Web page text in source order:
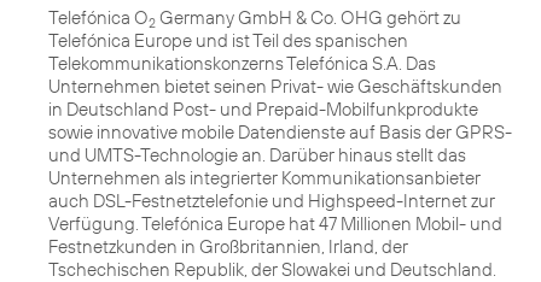
Telefónica O2 Germany GmbH & Co. OHG gehört zu
Telefónica Europe und ist Teil des spanischen
Telekommunikationskonzerns Telefónica S.A. Das
Unternehmen bietet seinen Privat- wie Geschäftskunden
in Deutschland Post- und Prepaid-Mobilfunkprodukte
sowie innovative mobile Datendienste auf Basis der GPRS-
und UMTS-Technologie an. Darüber hinaus stellt das
Unternehmen als integrierter Kommunikationsanbieter
auch DSL-Festnetztelefonie und Highspeed-Internet zur
Verfügung. Telefónica Europe hat 47 Millionen Mobil- und
Festnetzkunden in Großbritannien, Irland, der
Tschechischen Republik, der Slowakei und Deutschland.